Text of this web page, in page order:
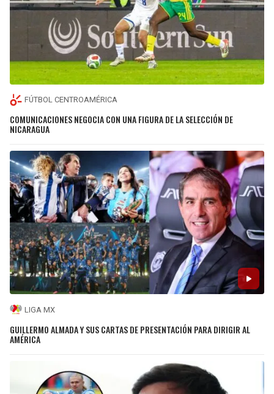
FÚTBOL CENTROAMÉRICA
COMUNICACIONES NEGOCIA CON UNA FIGURA DE LA SELECCIÓN DE
NICARAGUA
LIGA MX
GUILLERMO ALMADA Y SUS CARTAS DE PRESENTACIÓN PARA DIRIGIR AL
AMÉRICA